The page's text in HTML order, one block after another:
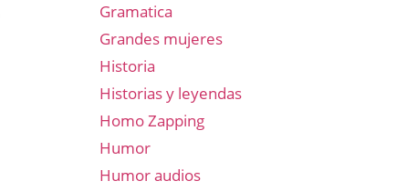
Gramatica
Grandes mujeres
Historia
Historias y leyendas
Homo Zapping
Humor
Humor audios